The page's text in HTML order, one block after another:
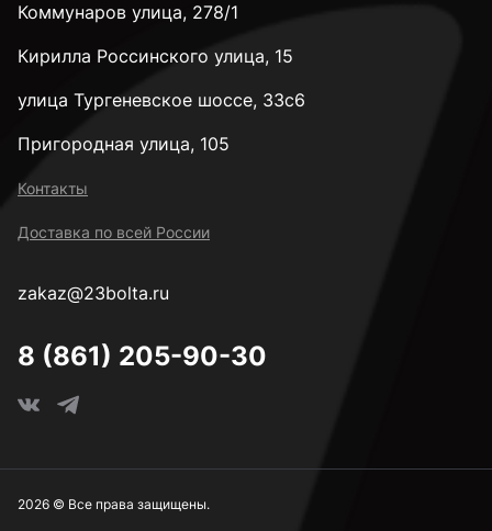
3,3 мм
3,4 мм
3,8 мм
Коммунаров улица, 278/1
Кирилла Россинского улица, 15
улица Тургеневское шоссе, 33с6
Пригородная улица, 105
Контакты
Доставка по всей России
zakaz@23bolta.ru
8 (861) 205-90-30
2026 © Все права защищены.